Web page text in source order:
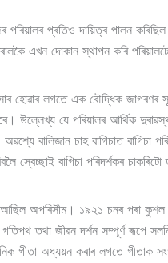
প্ৰতিও দায়িত্ব পালন
এখন দোকান স্থাপন কৰি
হোৱাৰ লগতে এক বৌদ্ধিক
যে পৰিয়ালৰ আৰ্থিক
বালিজান চাহ বাগিচাত
স্বেচ্ছাই বাগিচা পৰিদৰ্শকৰ
আছিল অপৰিসীম। ১৯২১ চনৰ পৰা
তথা জীৱন দৰ্শন সম্পূৰ্ণ ৰূপে
গীতা অধ্যয়ন কৰাৰ লগতে গীতাক